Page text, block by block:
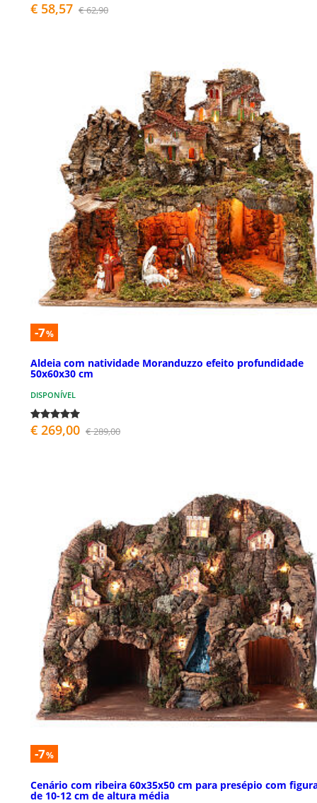
€ 58,57 € 62,90
-7%
Aldeia com natividade Moranduzzo efeito profundidade
50x60x30 cm
DISPONÍVEL
€ 269,00 € 289,00
-7%
Cenário com ribeira 60x35x50 cm para presépio com
de 10-12 cm de altura média